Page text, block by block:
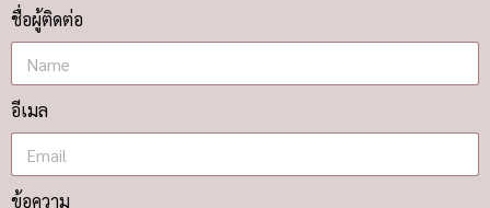
ชื่อผู้ติดต่อ
อีเมล
ข้อความ